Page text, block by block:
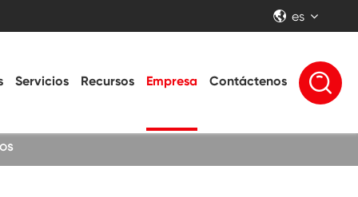
 es
Servicios Recursos Empresa Contáctenos 